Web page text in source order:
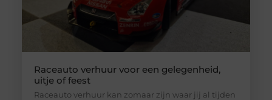
Raceauto verhuur voor een gelegenheid,
uitje of feest
Raceauto verhuur kan zomaar zijn waar jij al tijden